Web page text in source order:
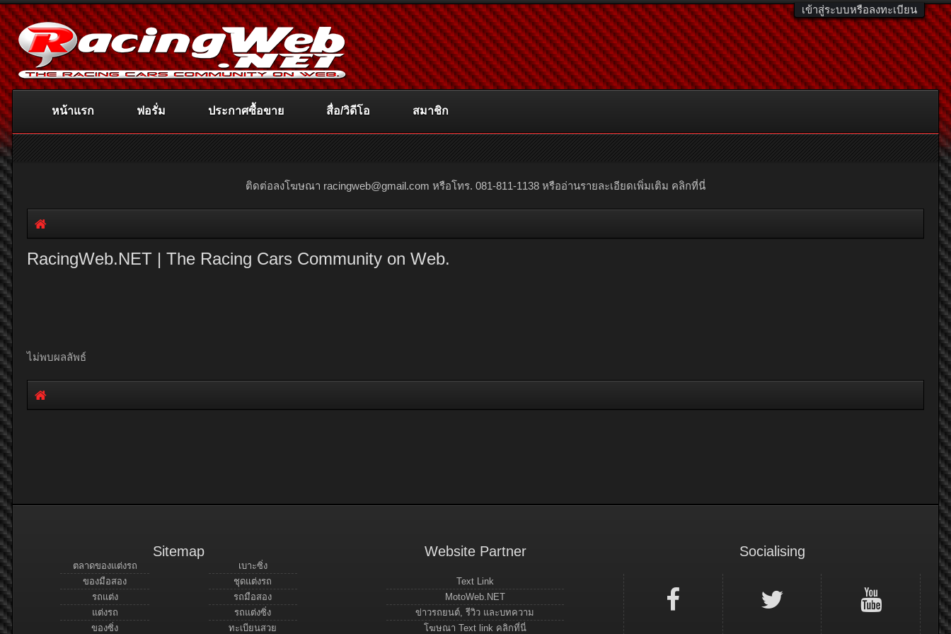
เข้าสู่ระบบหรือลงทะเบียน
ติดต่อลงโฆษณา racingweb@gmail.com หรือโทร. 081-811-1138 หรืออ่านรายละเอียดเพิ่มเติม คลิกที่นี่
RacingWeb.NET | The Racing Cars Community on Web.
ไม่พบผลลัพธ์
หน้าแรก ฟอรั่ม ประกาศซื้อขาย สื่อ/วิดีโอ สมาชิก
Sitemap
ตลาดของแต่งรถ
ของมือสอง
รถแต่ง
แต่งรถ
ของซิ่ง
เบาะซิ่ง
ชุดแต่งรถ
รถมือสอง
รถแต่งซิ่ง
ทะเบียนสวย
Website Partner
Text Link
MotoWeb.NET
ข่าวรถยนต์, รีวิว และบทความ
โฆษณา Text link คลิกที่นี่
Socialising